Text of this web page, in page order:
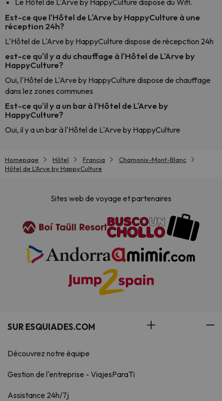
Le Hôtel de L'Arve by HappyCulture dispose du Wifi.
Est-ce que l'Hôtel de L'Arve by HappyCulture à une
réception 24h?
L'Hôtel de L'Arve by HappyCulture dispose de récepction 24h
est-ce qu'il y a du chauffage à l'Hôtel de L'Arve by
HappyCulture?
Oui, l'Hôtel de L'Arve by HappyCulture dispose de chauffage
dans lez zones communes
Est-ce qu'il y a un bar à l'Hôtel de L'Arve by
HappyCulture?
Oui, il y a un bar à l'Hôtel de L'Arve by HappyCulture
Homepage Hôtel Francia
Chamonix-Mont-Blanc
Hôtel de L'Arve by HappyCulture
Sites web de voyage et partenaires
SUR ESQUIADES.COM
Découvrez notre équipe
Gestion de l'entreprise - ViajesParaTi
Assistance 24h/7j